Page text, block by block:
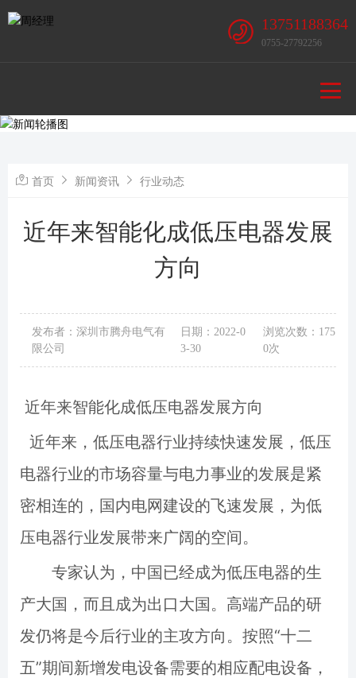
13751188364
0755-27792256
首页 新闻资讯 行业动态
近年来智能化成低压电器发展
方向
发布者：深圳市腾舟电气有
限公司
日期：2022-0
3-30
浏览次数：175
0次
近年来智能化成低压电器发展方向
近年来，低压电器行业持续快速发展，低压
电器行业的市场容量与电力事业的发展是紧
密相连的，国内电网建设的飞速发展，为低
压电器行业发展带来广阔的空间。
专家认为，中国已经成为低压电器的生
产大国，而且成为出口大国。高端产品的研
发仍将是今后行业的主攻方向。按照“十二
五”期间新增发电设备需要的相应配电设备，